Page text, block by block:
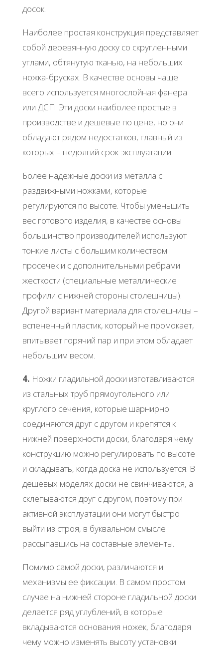
досок.
Наиболее простая конструкция представляет
собой деревянную доску со скругленными
углами, обтянутую тканью, на небольших
ножка-брусках. В качестве основы чаще
всего используется многослойная фанера
или ДСП. Эти доски наиболее простые в
производстве и дешевые по цене, но они
обладают рядом недостатков, главный из
которых – недолгий срок эксплуатации.
Более надежные доски из металла с
раздвижными ножками, которые
регулируются по высоте. Чтобы уменьшить
вес готового изделия, в качестве основы
большинство производителей используют
тонкие листы с большим количеством
просечек и с дополнительными ребрами
жесткости (специальные металлические
профили с нижней стороны столешницы).
Другой вариант материала для столешницы –
вспененный пластик, который не промокает,
впитывает горячий пар и при этом обладает
небольшим весом.
4. Ножки гладильной доски изготавливаются
из стальных труб прямоугольного или
круглого сечения, которые шарнирно
соединяются друг с другом и крепятся к
нижней поверхности доски, благодаря чему
конструкцию можно регулировать по высоте
и складывать, когда доска не используется. В
дешевых моделях доски не свинчиваются, а
склепываются друг с другом, поэтому при
активной эксплуатации они могут быстро
выйти из строя, в буквальном смысле
рассыпавшись на составные элементы.
Помимо самой доски, различаются и
механизмы ее фиксации. В самом простом
случае на нижней стороне гладильной доски
делается ряд углублений, в которые
вкладываются основания ножек, благодаря
чему можно изменять высоту установки